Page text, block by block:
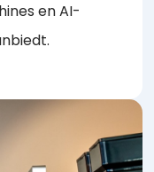
en AI-